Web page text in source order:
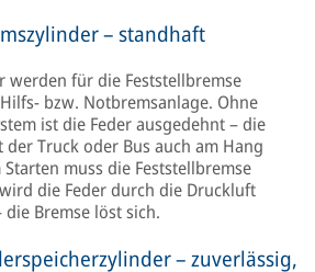
– standhaft
werden für die Feststellbremse
bzw. Notbremsanlage. Ohne
ist die Feder ausgedehnt – die
der Truck oder Bus auch am Hang
muss die Feststellbremse
die Feder durch die Druckluft
Bremse löst sich.
– zuverlässig,